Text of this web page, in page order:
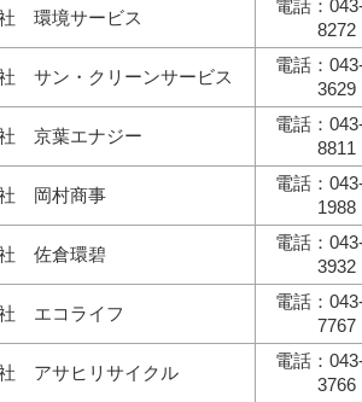
環境サービス
電話：
8272
サン・クリーンサービス
電話：
3629
京葉エナジー
電話：
8811
岡村商事
電話：
1988
佐倉環碧
電話：
3932
エコライフ
電話：
7767
アサヒリサイクル
電話：
3766